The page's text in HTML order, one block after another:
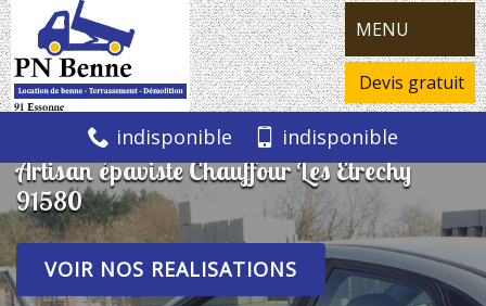
MENU
Devis gratuit
indisponible indisponible
Artisan épaviste Chauffour Les Etrechy
91580
VOIR NOS REALISATIONS